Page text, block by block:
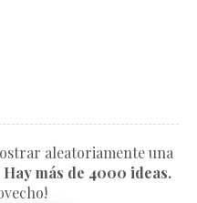
aleatoriamente una
Hay más de 4000 ideas.